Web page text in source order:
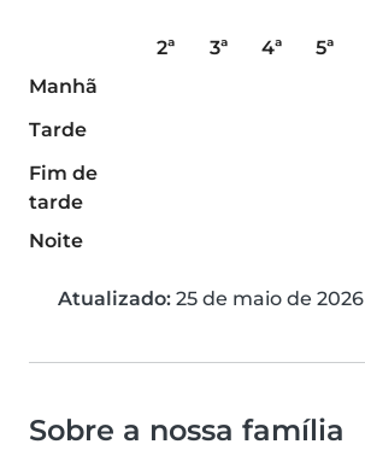
2ª 3ª 4ª 5ª
Manhã
Tarde
Fim de
tarde
Noite
Atualizado: 25 de maio de 2026
Sobre a nossa família